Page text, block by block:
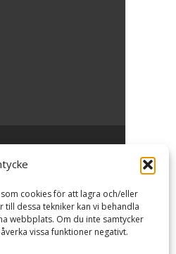
cookies för att lagra och/eller
dessa tekniker kan vi behandla
webbplats. Om du inte samtycker
vissa funktioner negativt.